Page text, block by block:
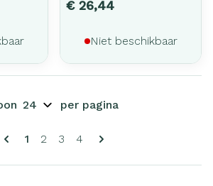
€ 26,44
Niet beschikbaar
U lees momenteel pagina
1 Pagina
2 Pagina
3 Pagina
4
per pagina